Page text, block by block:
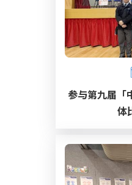
参与第九届「
体